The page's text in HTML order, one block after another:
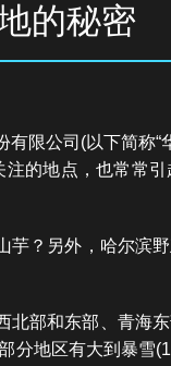
的秘密
限公司(以下简称
的地点，也常常
芋？另外，哈尔滨
部和东部、青海
分地区有大到暴雪